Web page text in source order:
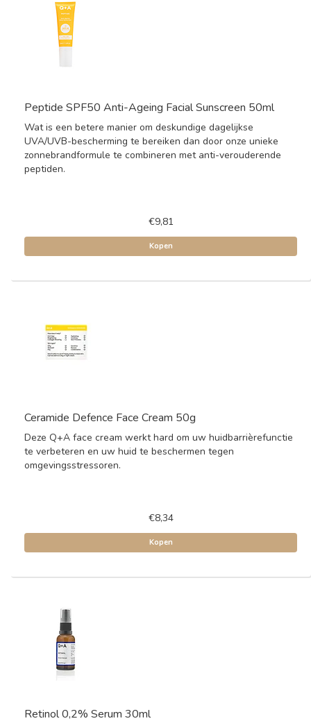
Peptide SPF50 Anti-Ageing Facial Sunscreen 50ml
Wat is een betere manier om deskundige dagelijkse
UVA/UVB-bescherming te bereiken dan door onze unieke
zonnebrandformule te combineren met anti-verouderende
peptiden.
€9,81
Kopen
Ceramide Defence Face Cream 50g
Deze Q+A face cream werkt hard om uw huidbarrièrefunctie
te verbeteren en uw huid te beschermen tegen
omgevingsstressoren.
€8,34
Kopen
Retinol 0,2% Serum 30ml